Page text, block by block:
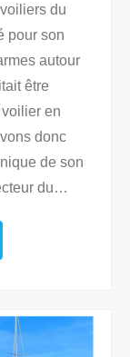
du
pour son
autour
être
en
donc
de son
du…